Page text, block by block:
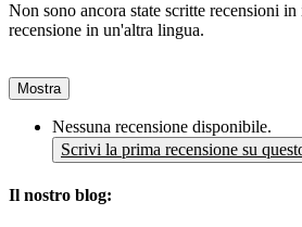
Non sono ancora state scritte recensioni in
recensione in un'altra lingua.
Mostra
Nessuna recensione disponibile.
Scrivi la prima recensione su
Il nostro blog: